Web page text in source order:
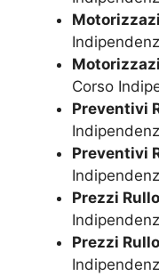
Corso
Preventivi
Preventivi
Prezzi
Prezzi